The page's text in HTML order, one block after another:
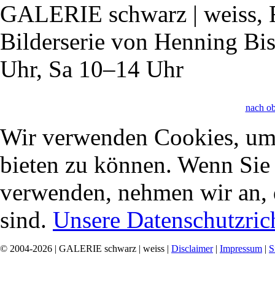
GALERIE schwarz | weiss,
Bilderserie von Henning
Uhr, Sa 10–14 Uhr
nach
Wir verwenden Cookies,
bieten zu können. Wenn
verwenden, nehmen wir
sind. Unsere
© 2004-2026 | GALERIE schwarz | weiss | Disclaimer| Impressum |